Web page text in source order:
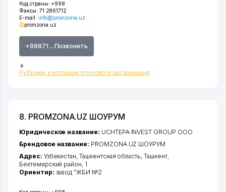
Код страны: +998
Факсы: 71 2861712
E-mail: info@promzona.uz
promzona.uz
+99871 ...Позвонить
Рубрики, к которым относится организация
8. PROMZONA.UZ ШОУРУМ
Юридическое название: UCHTEPA INVEST GROUP ООО
Брендовое название: PROMZONA.UZ ШОУРУМ
Адрес: Узбекистан,Ташкентская область ,Ташкент,
Бектемирский район , 1
Ориентир: завод "ЖБИ №2